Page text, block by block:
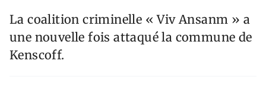
La coalition criminelle « Viv Ansanm » a
une nouvelle fois attaqué la commune de
Kenscoff.